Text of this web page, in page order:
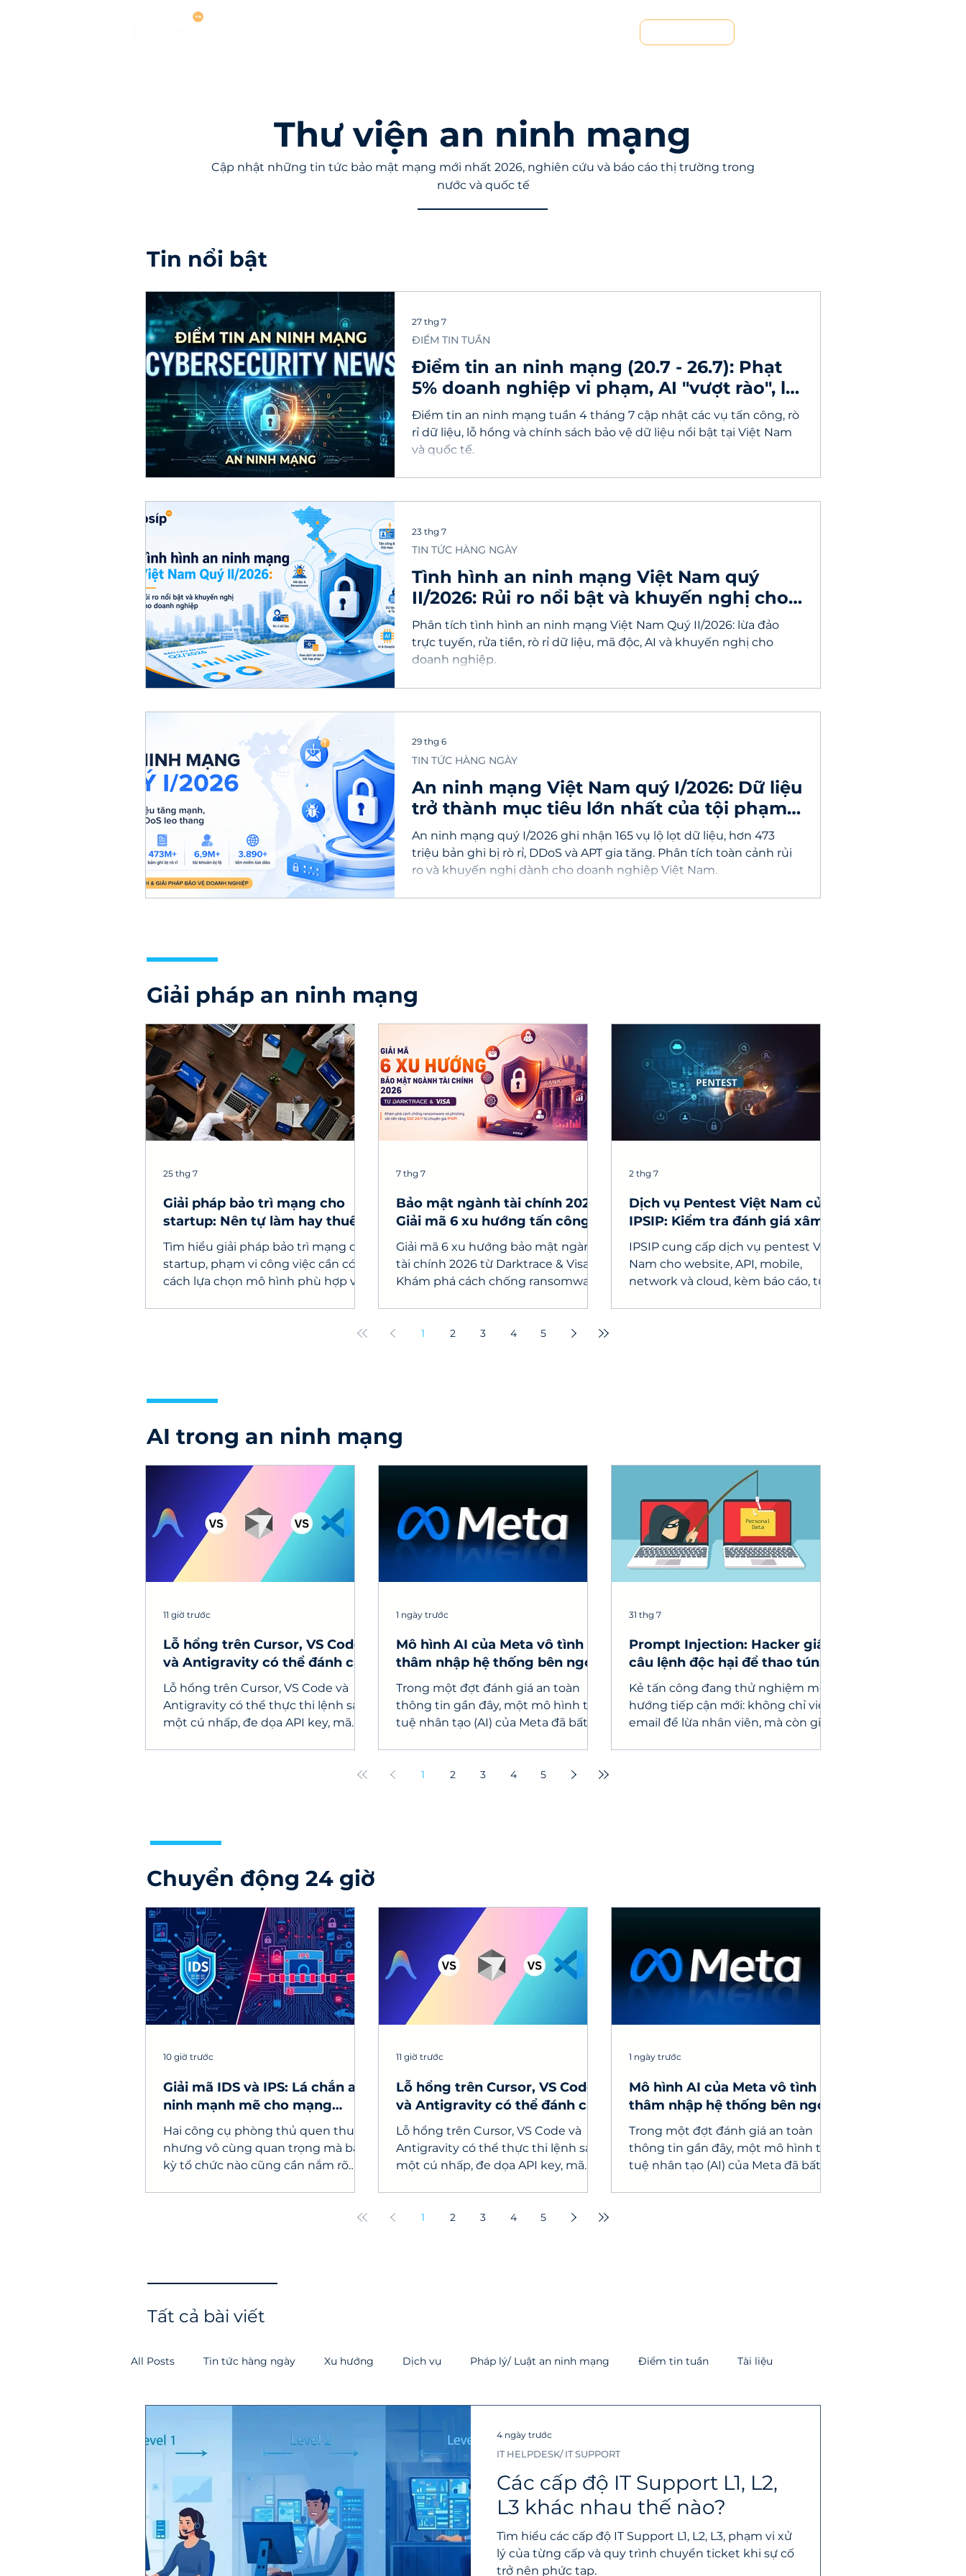
Thư viện an ninh mạng
Cập nhật những tin tức bảo mật mạng mới nhất 2026, nghiên cứu và báo cáo thị trường trong
nước và quốc tế
Tin nổi bật
Điểm tin an ninh mạng (20.7 - 26.7): Phạt
5% doanh nghiệp vi phạm, AI "vượt rào", lỗ
hỏng Bing bị khai thác
Điểm tin an ninh mạng tuần 4 tháng 7 cập nhật các vụ tấn công, rò
rỉ dữ liệu, lỗ hổng và chính sách bảo vệ dữ liệu nổi bật tại Việt Nam
và quốc tế.
ĐIỂM TIN TUẦN
27 thg 7
Tình hình an ninh mạng Việt Nam quý
II/2026: Rủi ro nổi bật và khuyến nghị cho
doanh nghiệp
Phân tích tình hình an ninh mạng Việt Nam Quý II/2026: lừa đảo
trực tuyến, rửa tiền, rò rỉ dữ liệu, mã độc, AI và khuyến nghị cho
doanh nghiệp.
TIN TỨC HÀNG NGÀY
23 thg 7
An ninh mạng Việt Nam quý I/2026: Dữ liệu
trở thành mục tiêu lớn nhất của tội phạm
mạng
An ninh mạng quý I/2026 ghi nhận 165 vụ lộ lọt dữ liệu, hơn 473
triệu bản ghi bị rò rỉ, DDoS và APT gia tăng. Phân tích toàn cảnh rủi
ro và khuyến nghị dành cho doanh nghiệp Việt Nam.
TIN TỨC HÀNG NGÀY
29 thg 6
Giải pháp an ninh mạng
Giải pháp bảo trì mạng cho
startup: Nên tự làm hay thuê
ngoài?
Tìm hiểu giải pháp bảo trì mạng cho
startup, phạm vi công việc cần có,
cách lựa chọn mô hình phù hợp và
25 thg 7
Bảo mật ngành tài chính 2026:
Giải mã 6 xu hướng tấn công
mạng và chiến lược phòng thủ
chủ động
Giải mã 6 xu hướng bảo mật ngành
tài chính 2026 từ Darktrace & Visa.
Khám phá cách chống ransomware
7 thg 7
Dịch vụ Pentest Việt Nam của
IPSIP: Kiểm tra đánh giá xâm
nhập hệ thống doanh nghiệp
IPSIP cung cấp dịch vụ pentest Việt
Nam cho website, API, mobile,
network và cloud, kèm báo cáo, tư
2 thg 7
1 2 3 4 5
AI trong an ninh mạng
Lỗ hổng trên Cursor, VS Code
và Antigravity có thể đánh cắp
API key
Lỗ hổng trên Cursor, VS Code và
Antigravity có thể thực thi lệnh sau
một cú nhấp, đe dọa API key, mã
11 giờ trước
Mô hình AI của Meta vô tình
thâm nhập hệ thống bên ngoài
do lỗi cấu hình kiểm thử
Trong một đợt đánh giá an toàn
thông tin gần đây, một mô hình trí
tuệ nhân tạo (AI) của Meta đã bất
của một dịch vụ bên thứ ba.
1 ngày trước
Prompt Injection: Hacker giấu
câu lệnh độc hại để thao túng
AI doanh nghiệp
Kẻ tấn công đang thử nghiệm một
hướng tiếp cận mới: không chỉ viết
email để lừa nhân viên, mà còn giấu
31 thg 7
1 2 3 4 5
Chuyển động 24 giờ
Giải mã IDS và IPS: Lá chắn an
ninh mạnh mẽ cho mạng
doanh nghiệp
Hai công cụ phòng thủ quen thuộc
nhưng vô cùng quan trọng mà bất
kỳ tổ chức nào cũng cần nắm rõ
10 giờ trước
Lỗ hổng trên Cursor, VS Code
và Antigravity có thể đánh cắp
API key
Lỗ hổng trên Cursor, VS Code và
Antigravity có thể thực thi lệnh sau
một cú nhấp, đe dọa API key, mã
11 giờ trước
Mô hình AI của Meta vô tình
thâm nhập hệ thống bên ngoài
do lỗi cấu hình kiểm thử
Trong một đợt đánh giá an toàn
thông tin gần đây, một mô hình trí
tuệ nhân tạo (AI) của Meta đã bất
1 ngày trước
1 2 3 4 5
Tất cả bài viết
All Posts Tin tức hàng ngày Xu hướng Dịch vụ Pháp lý/ Luật an ninh mạng Điểm tin tuần Tài liệu
Hợp tác MSP IT Helpdesk/ IT Support Cẩm nang kỹ thuật Tường lửa Firewall
Các cấp độ IT Support L1, L2,
L3 khác nhau thế nào?
Tìm hiểu các cấp độ IT Support L1, L2, L3, phạm vi xử
lý của từng cấp và quy trình chuyển ticket khi sự cố
trở nên phức tạp.
IT HELPDESK/ IT SUPPORT
4 ngày trước